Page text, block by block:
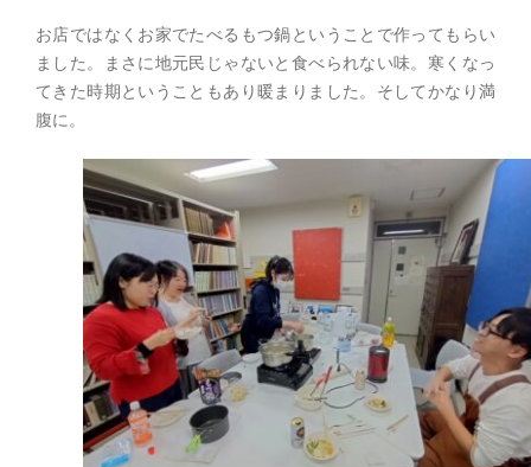
お店ではなくお家でたべるもつ鍋ということで作ってもらい
ました。まさに地元民じゃないと食べられない味。寒くなっ
てきた時期ということもあり暖まりました。そしてかなり満
腹に。